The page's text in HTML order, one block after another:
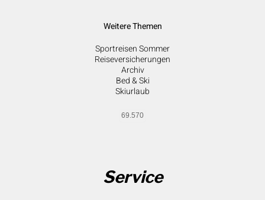
Weitere Themen
Sportreisen Sommer
Reiseversicherungen
Archiv
Bed & Ski
Skiurlaub
69.570
Service